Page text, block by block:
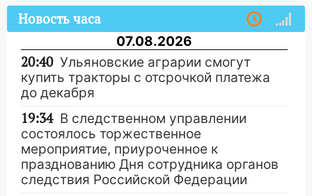
Новость часа
07.08.2026
20:40 Ульяновские аграрии смогут
купить тракторы с отсрочкой платежа
до декабря
19:34 В следственном управлении
состоялось торжественное
мероприятие, приуроченное к
празднованию Дня сотрудника органов
следствия Российской Федерации